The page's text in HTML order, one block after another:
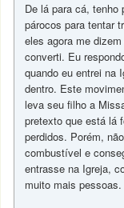
De lá para cá, tenho
párocos para tentar
eles agora me
converti. Eu
quando eu entrei na
dentro. Este
leva seu filho a
pretexto que está lá
perdidos. Porém,
combustível e
entrasse na Igreja,
muito mais pessoas.